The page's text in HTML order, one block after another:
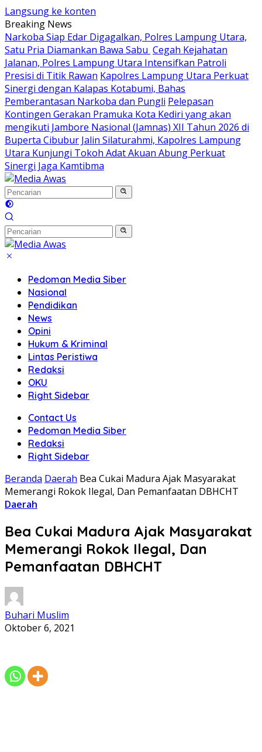
Langsung ke konten
Breaking News
Narkoba Siap Edar Digagalkan, Polres Lampung Utara,
Satu Pria Diamankan Bawa Sabu Cegah Kejahatan
Jalanan, Polres Lampung Utara Intensifkan Patroli
Presisi di Titik Rawan Kapolres Lampung Utara Perkuat
Sinergi dengan Kalapas Kotabumi, Bahas
Pemberantasan Narkoba dan Pungli Pelepasan
Kontingen Gerakan Pramuka Kota Kediri yang akan
mengikuti Jambore Nasional (Jamnas) XII Tahun 2026 di
Buperta Cibubur Jalin Silaturahmi, Kapolres Lampung
Utara Kunjungi Tokoh Adat Akuan Abung Perkuat
Sinergi Jaga Kamtibma
Pedoman Media Siber
Nasional
Pendidikan
News
Opini
Hukum & Kriminal
Lintas Peristiwa
Redaksi
OKU
Right Sidebar
Contact Us
Pedoman Media Siber
Redaksi
Right Sidebar
Beranda Daerah Bea Cukai Madura Ajak Masyarakat
Memerangi Rokok Ilegal, Dan Pemanfaatan DBHCHT
Daerah
Bea Cukai Madura Ajak Masyarakat
Memerangi Rokok Ilegal, Dan
Pemanfaatan DBHCHT
Buhari Muslim
Oktober 6, 2021